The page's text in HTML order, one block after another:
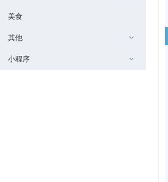
美食
其他
小程序